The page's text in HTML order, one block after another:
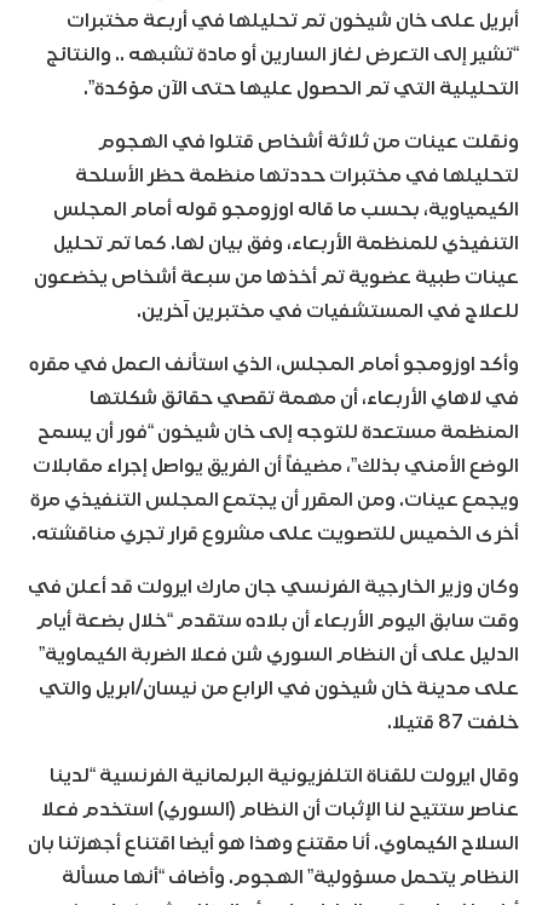
أبريل على خان شيخون تم تحليلها في أربعة مختبرات
“تشير إلى التعرض لغاز السارين أو مادة تشبهه .. والنتائج
التحليلية التي تم الحصول عليها حتى الآن مؤكدة”.
ونقلت عينات من ثلاثة أشخاص قتلوا في الهجوم
لتحليلها في مختبرات حددتها منظمة حظر الأسلحة
الكيمياوية، بحسب ما قاله اوزومجو قوله أمام المجلس
التنفيذي للمنظمة الأربعاء، وفق بيان لها. كما تم تحليل
عينات طبية عضوية تم أخذها من سبعة أشخاص يخضعون
للعلاج في المستشفيات في مختبرين آخرين.
وأكد اوزومجو أمام المجلس، الذي استأنف العمل في مقره
في لاهاي الأربعاء، أن مهمة تقصي حقائق شكلتها
المنظمة مستعدة للتوجه إلى خان شيخون “فور أن يسمح
الوضع الأمني بذلك”، مضيفاً أن الفريق يواصل إجراء مقابلات
ويجمع عينات. ومن المقرر أن يجتمع المجلس التنفيذي مرة
أخرى الخميس للتصويت على مشروع قرار تجري مناقشته.
وكان وزير الخارجية الفرنسي جان مارك ايرولت قد أعلن في
وقت سابق اليوم الأربعاء أن بلاده ستقدم “خلال بضعة أيام
الدليل على أن النظام السوري شن فعلا الضربة الكيماوية”
على مدينة خان شيخون في الرابع من نيسان/ابريل والتي
خلفت 87 قتيلا.
وقال ايرولت للقناة التلفزيونية البرلمانية الفرنسية “لدينا
عناصر ستتيح لنا الإثبات أن النظام (السوري) استخدم فعلا
السلاح الكيماوي. أنا مقتنع وهذا هو أيضا اقتناع أجهزتنا بان
النظام يتحمل مسؤولية” الهجوم. وأضاف “أنها مسألة